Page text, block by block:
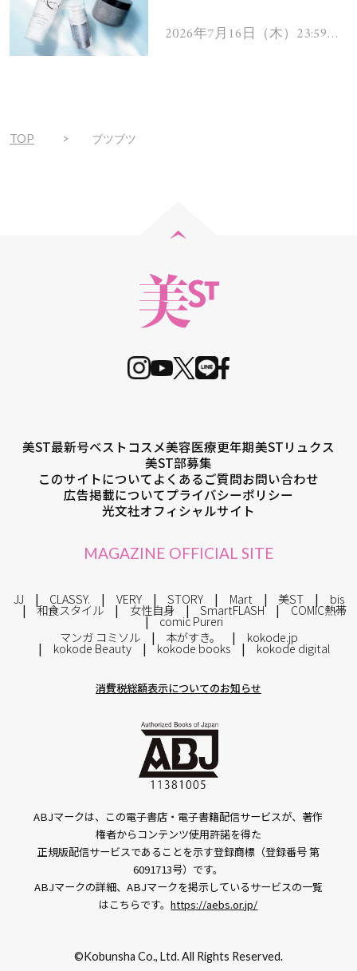
ムを13名様にプレゼン
2026年7月16日（木）23:59ま
TOP ブツブツ
美ST最新号ベストコスメ美容医療更年期美STリュクス
美ST部募集
このサイトについてよくあるご質問お問い合わせ
広告掲載についてプライバシーポリシー
光文社オフィシャルサイト
MAGAZINE OFFICIAL SITE
JJ CLASSY. VERY STORY Mart 美ST bis
和食スタイル 女性自身 SmartFLASH COMIC熱帯
comic Pureri
マンガ コミソル
本がすき。 kokode.jp
kokode Beauty kokode books kokode digital
消費税総額表示についてのお知らせ
ABJマークは、この電子書店・電子書籍配信サービスが、著作
権者からコンテンツ使用許諾を得た
正規版配信サービスであることを示す登録商標（登録番号 第
6091713号）です。
ABJマークの詳細、ABJマークを掲示しているサービスの一覧
はこちらです。https://aebs.or.jp/
©Kobunsha Co., Ltd. All Rights Reserved.